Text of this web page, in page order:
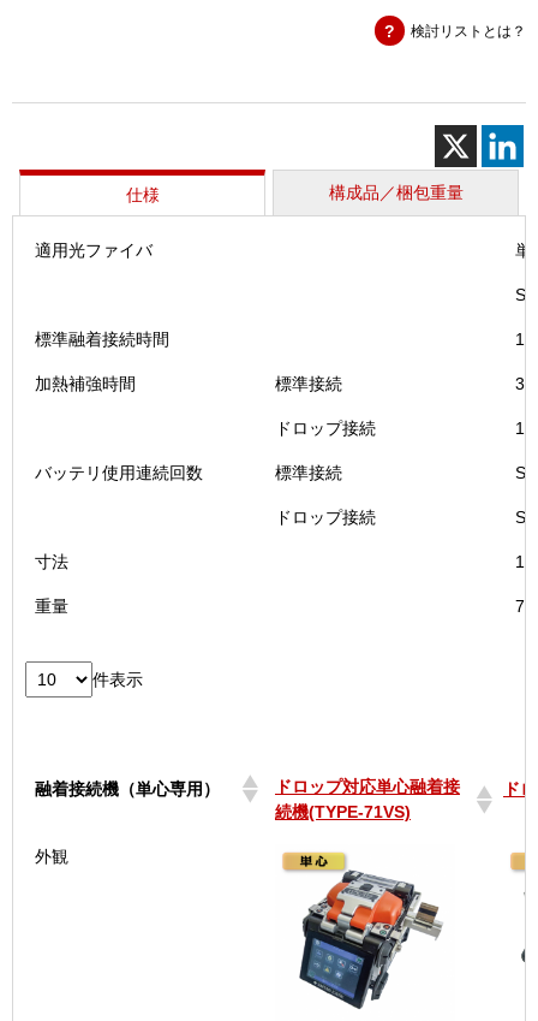
応
融
着
接
検討リストとは？
仕様 構成品／梱包重量
適用光ファイバ 単
標準融着接続時間 10
加熱補強時間 標準接続 30
ドロップ接続
バッテリ使用連続回数 標準接続 S
ドロップ接続 S
寸法
重量
件表示
融着接続機（単心専用）
ドロップ対応単心融着接
続機(TYPE-71VS)
ド
融着接続機（単心専用）
ドロップ対応単心融着接
続機(TYPE-71VS)
ド
外観